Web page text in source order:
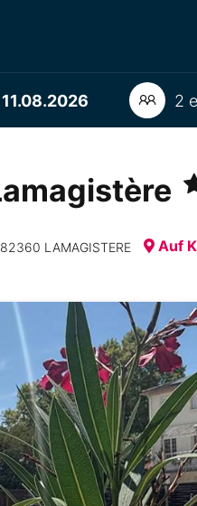
11.08.2026 2
LAMAGISTERE Auf